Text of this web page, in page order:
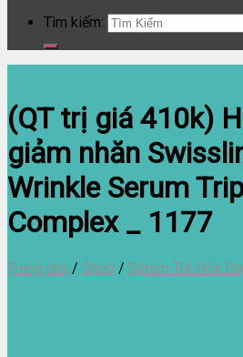
Tìm kiếm:
(QT trị giá 410k)
giảm nhăn
Wrinkle Serum
Complex _ 1177
Trang chủ / Shop / Serum Trẻ Hóa Da